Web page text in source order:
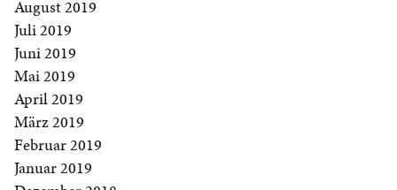
August 2019
Juli 2019
Juni 2019
Mai 2019
April 2019
März 2019
Februar 2019
Januar 2019